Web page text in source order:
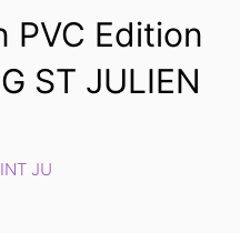
PVC Edition
ST JULIEN
JU